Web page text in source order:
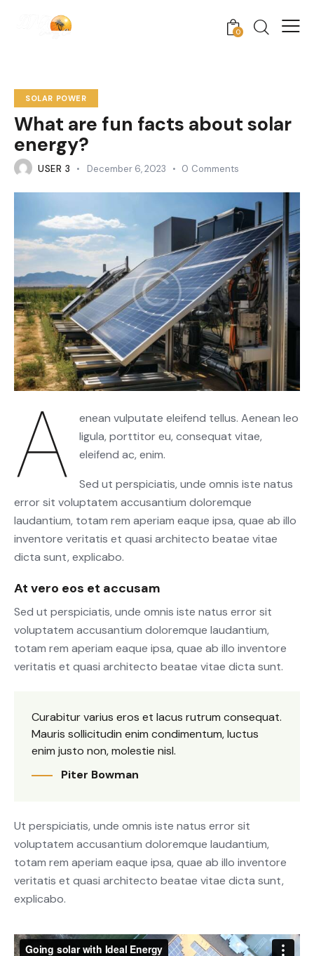
0
SOLAR POWER
What are fun facts about solar
energy?
USER 3 December 6, 2023 0 Comments
A
enean vulputate eleifend tellus. Aenean leo
ligula, porttitor eu, consequat vitae,
eleifend ac, enim.
Sed ut perspiciatis, unde omnis iste natus
error sit voluptatem accusantium doloremque
laudantium, totam rem aperiam eaque ipsa, quae ab illo
inventore veritatis et quasi architecto beatae vitae
dicta sunt, explicabo.
At vero eos et accusam
Sed ut perspiciatis, unde omnis iste natus error sit
voluptatem accusantium doloremque laudantium,
totam rem aperiam eaque ipsa, quae ab illo inventore
veritatis et quasi architecto beatae vitae dicta sunt.
Curabitur varius eros et lacus rutrum consequat.
Mauris sollicitudin enim condimentum, luctus
enim justo non, molestie nisl.
Piter Bowman
Ut perspiciatis, unde omnis iste natus error sit
voluptatem accusantium doloremque laudantium,
totam rem aperiam eaque ipsa, quae ab illo inventore
veritatis et quasi architecto beatae vitae dicta sunt,
explicabo.